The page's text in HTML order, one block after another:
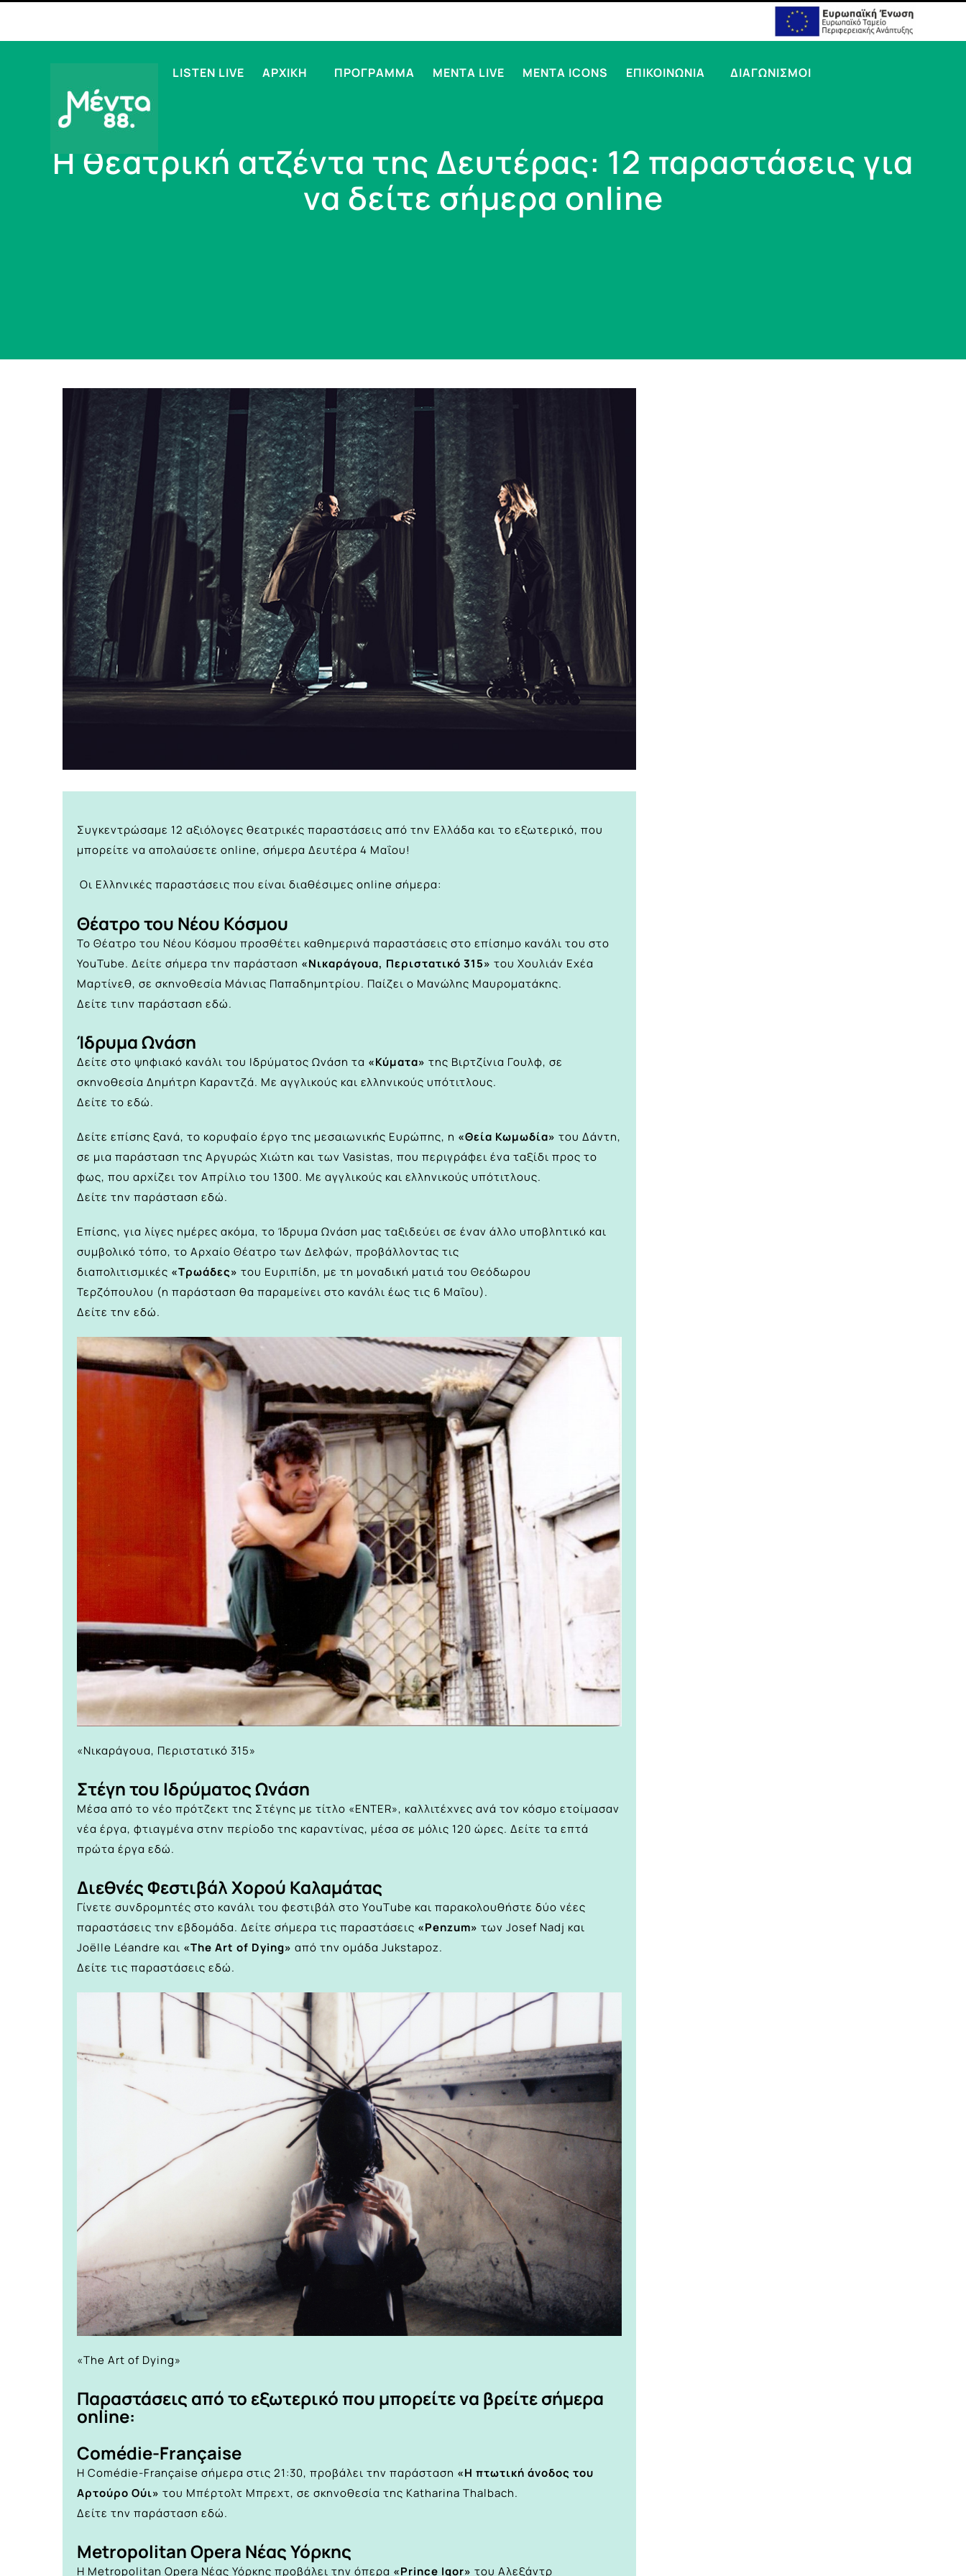
LISTEN LIVE ΑΡΧΙΚΗ ΠΡΟΓΡΑΜΜΑ MENTA LIVE MENTA ICONS ΕΠΙΚΟΙΝΩΝΙΑ ΔΙΑΓΩΝΙΣΜΟΙ
Η θεατρική ατζέντα της Δευτέρας: 12 παραστάσεις για
να δείτε σήμερα online
Image
Συγκεντρώσαμε 12 αξιόλογες θεατρικές παραστάσεις από την Ελλάδα και το εξωτερικό, που
μπορείτε να απολαύσετε online, σήμερα Δευτέρα 4 Μαΐου!
Οι Ελληνικές παραστάσεις που είναι διαθέσιμες online σήμερα:
Θέατρο του Νέου Κόσμου
Το Θέατρο του Νέου Κόσμου προσθέτει καθημερινά παραστάσεις στο επίσημο κανάλι του στο
YouTube. Δείτε σήμερα την παράσταση «Νικαράγουα, Περιστατικό 315» του Χουλιάν Εχέα
Μαρτίνεθ, σε σκηνοθεσία Μάνιας Παπαδημητρίου. Παίζει ο Μανώλης Μαυροματάκης.
Δείτε τιην παράσταση εδώ.
Ίδρυμα Ωνάση
Δείτε στο ψηφιακό κανάλι του Ιδρύματος Ωνάση τα «Κύματα» της Βιρτζίνια Γουλφ, σε
σκηνοθεσία Δημήτρη Καραντζά. Με αγγλικούς και ελληνικούς υπότιτλους.
Δείτε το εδώ.
Δείτε επίσης ξανά, το κορυφαίο έργο της μεσαιωνικής Ευρώπης, η «Θεία Κωμωδία» του Δάντη,
σε μια παράσταση της Αργυρώς Χιώτη και των Vasistas, που περιγράφει ένα ταξίδι προς το
φως, που αρχίζει τον Απρίλιο του 1300. Με αγγλικούς και ελληνικούς υπότιτλους.
Δείτε την παράσταση εδώ.
Επίσης, για λίγες ημέρες ακόμα, το Ίδρυμα Ωνάση μας ταξιδεύει σε έναν άλλο υποβλητικό και
συμβολικό τόπο, το Αρχαίο Θέατρο των Δελφών, προβάλλοντας τις
διαπολιτισμικές «Τρωάδες» του Ευριπίδη, με τη μοναδική ματιά του Θεόδωρου
Τερζόπουλου (η παράσταση θα παραμείνει στο κανάλι έως τις 6 Μαΐου).
Δείτε την εδώ.
«Νικαράγουα, Περιστατικό 315»
Στέγη του Ιδρύματος Ωνάση
Μέσα από το νέο πρότζεκτ της Στέγης με τίτλο «ENTER», καλλιτέχνες ανά τον κόσμο ετοίμασαν
νέα έργα, φτιαγμένα στην περίοδο της καραντίνας, μέσα σε μόλις 120 ώρες. Δείτε τα επτά
πρώτα έργα εδώ.
Διεθνές Φεστιβάλ Χορού Καλαμάτας
Γίνετε συνδρομητές στο κανάλι του φεστιβάλ στο ΥouΤube και παρακολουθήστε δύο νέες
παραστάσεις την εβδομάδα. Δείτε σήμερα τις παραστάσεις «Penzum» των Josef Nadj και
Joëlle Léandre και «The Art of Dying» από την ομάδα Jukstapoz.
Δείτε τις παραστάσεις εδώ.
«The Art of Dying»
Παραστάσεις από το εξωτερικό που μπορείτε να βρείτε σήμερα
online:
Comédie-Française
Η Comédie-Française σήμερα στις 21:30, προβάλει την παράσταση «Η πτωτική άνοδος του
Αρτούρο Ούι» του Μπέρτολτ Μπρεχτ, σε σκηνοθεσία της Katharina Thalbach.
Δείτε την παράσταση εδώ.
Metropolitan Opera Νέας Υόρκης
Η Metropolitan Opera Νέας Υόρκης προβάλει την όπερα «Prince Igor» του Αλεξάντρ